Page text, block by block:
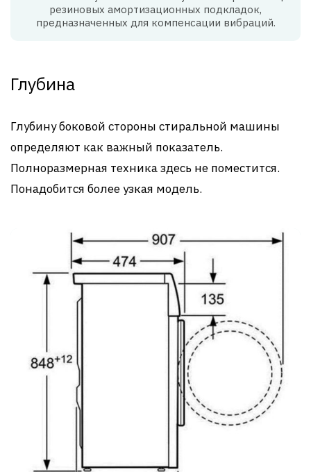
резиновых амортизационных подкладок,
предназначенных для компенсации вибраций.
Глубина
Глубину боковой стороны стиральной машины
определяют как важный показатель.
Полноразмерная техника здесь не поместится.
Понадобится более узкая модель.